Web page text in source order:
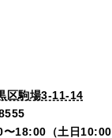
区駒場3-11-14
18:00（土日10:00